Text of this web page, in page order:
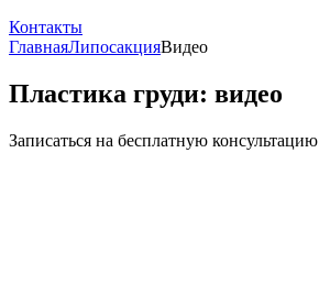
Контакты
ГлавнаяЛипосакцияВидео
Пластика груди: видео
Записаться на бесплатную консультацию